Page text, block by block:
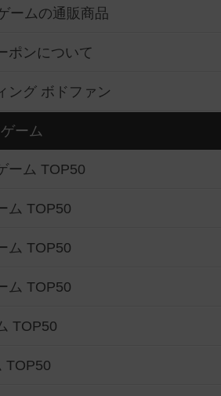
ームの通販商品
ポンについて
ング ボドファン
ーム
ーム TOP50
ム TOP50
ム TOP50
ム TOP50
TOP50
TOP50